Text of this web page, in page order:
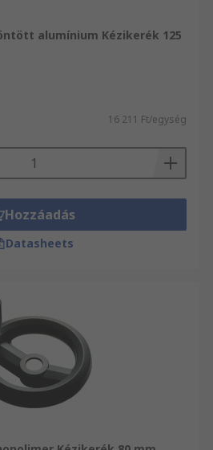
alumínium Kézikerék 125
16 211 Ft/egység
Hozzáadás
Datasheets